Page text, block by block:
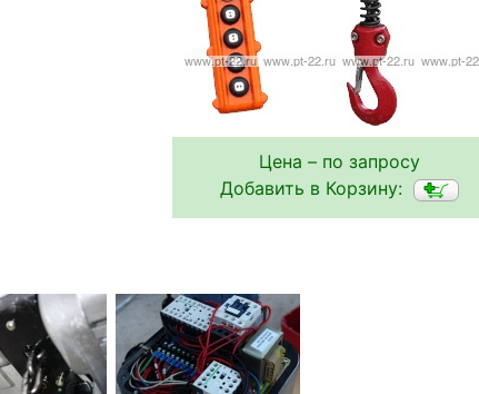
Цена – по запросу
Добавить в Корзину: